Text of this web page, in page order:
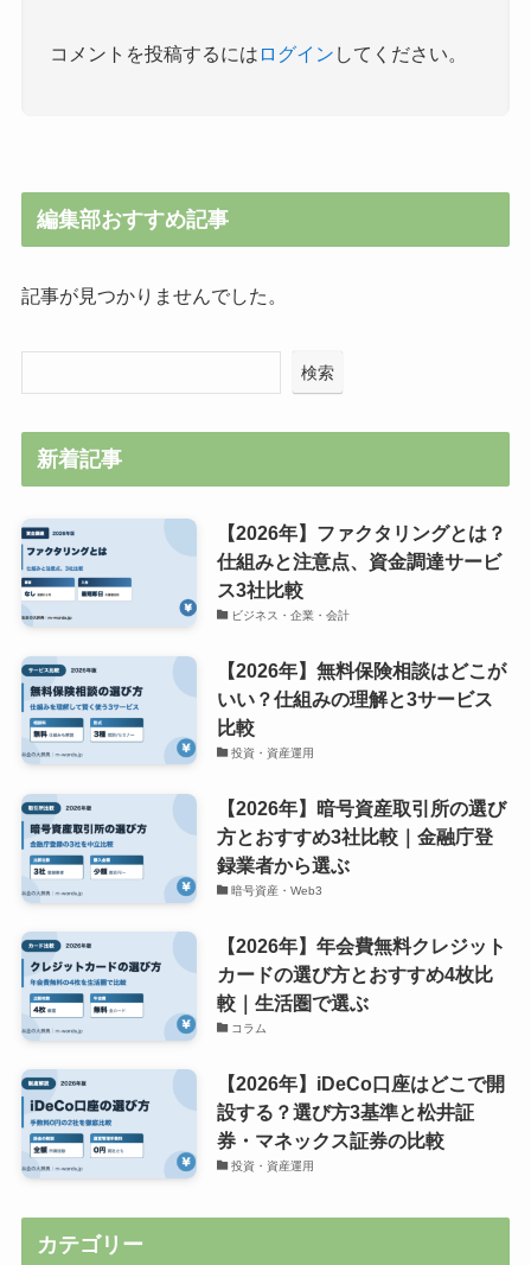
コメントを投稿するには ログイン してください。
編集部おすすめ記事
記事が見つかりませんでした。
検索
新着記事
【2026年】ファクタリングとは？
仕組みと注意点、資金調達サービ
ス3社比較
ビジネス・企業・会計
【2026年】無料保険相談はどこが
いい？仕組みの理解と3サービス
比較
投資・資産運用
【2026年】暗号資産取引所の選び
方とおすすめ3社比較｜金融庁登
録業者から選ぶ
暗号資産・Web3
【2026年】年会費無料クレジット
カードの選び方とおすすめ4枚比
較｜生活圏で選ぶ
コラム
【2026年】iDeCo口座はどこで開
設する？選び方3基準と松井証
券・マネックス証券の比較
投資・資産運用
カテゴリー